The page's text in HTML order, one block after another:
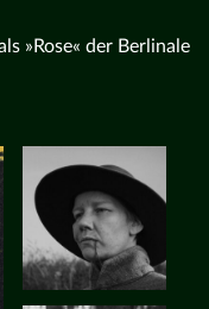
»Rose« der Berlinale